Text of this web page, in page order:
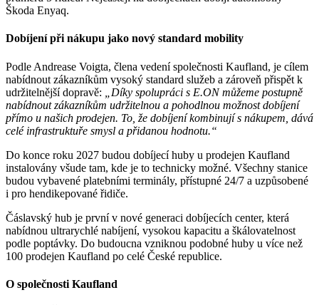
Škoda Enyaq.
Dobíjení při nákupu jako nový standard mobility
Podle Andrease Voigta, člena vedení společnosti Kaufland, je cílem
nabídnout zákazníkům vysoký standard služeb a zároveň přispět k
udržitelnější dopravě:
„Díky spolupráci s E.ON můžeme postupně
nabídnout zákazníkům udržitelnou a pohodlnou možnost dobíjení
přímo u našich prodejen. To, že dobíjení kombinují s nákupem, dává
celé infrastruktuře smysl a přidanou hodnotu.“
Do konce roku 2027 budou dobíjecí huby u prodejen Kaufland
instalovány všude tam, kde je to technicky možné. Všechny stanice
budou vybavené platebními terminály, přístupné 24/7 a uzpůsobené
i pro hendikepované řidiče.
Čáslavský hub je první v nové generaci dobíjecích center, která
nabídnou ultrarychlé nabíjení, vysokou kapacitu a škálovatelnost
podle poptávky. Do budoucna vzniknou podobné huby u více než
100 prodejen Kaufland po celé České republice.
O společnosti Kaufland